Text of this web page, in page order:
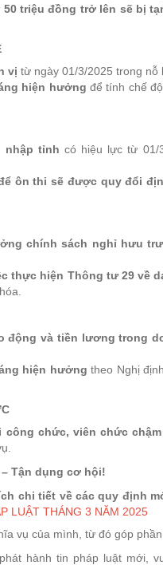
triệu đồng trở lên sẽ bị
vị từ ngày 01/3/2025 trong nỗ
hiện hưởng để tính chế
nhập tỉnh có hiệu lực từ 01/
ôn thi sẽ được quy đổi
chính sách nghỉ hưu
thực hiện Thông tư 29 về
động và tiền lương trong
hiện hưởng theo Nghị
chức, viên chức
Tận dụng cơ hội!
chi tiết về các quy định
LUẬT THÁNG 3 NĂM 2025
vụ của mình, từ đó góp
hành tin pháp luật mới,